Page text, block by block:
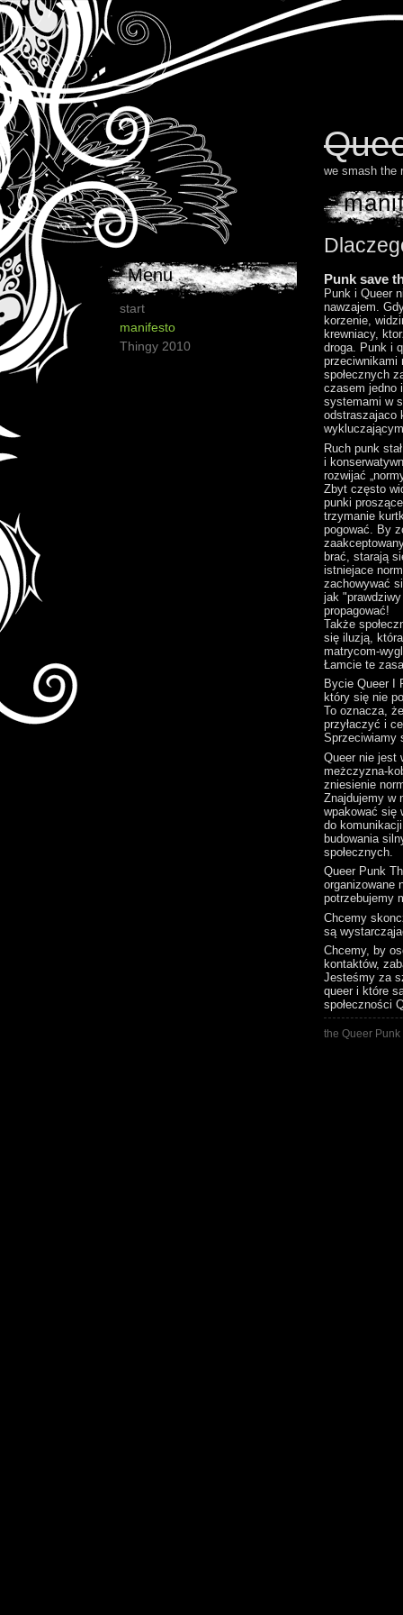
we smash
Punk save
Punk i Queer
nawzajem.
korzenie,
krewniacy,
droga. Punk i
przeciwnikami
społecznych
czasem jedno
systemami w
odstraszajaco
Ruch punk
i
rozwijać
Zbyt często
punki
trzymanie
pogować. By
brać, starają
istniejace
zachowywać
jak
propagować!
Także
się iluzją,
matrycom-
Łamcie te
Bycie Queer I
który się nie
To oznacza,
przyłaczyć i
Sprzeciwiamy
Queer nie jest
meżczyzna-
zniesienie
Znajdujemy w
wpakować się
do
budowania
społecznych.
Queer Punk
organizowane
potrzebujemy
Chcemy
są
Chcemy, by
kontaktów,
Jesteśmy za
queer i które
społeczności
the Queer
Menu
start
manifesto
Thingy 2010